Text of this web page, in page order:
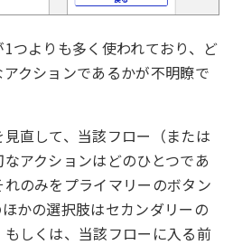
つよりも多く使われており、ど
クションであるかが不明瞭で
直して、当該フロー（または
アクションはどのひとつであ
のみをプライマリーのボタン
かの選択肢はセカンダリーの
しくは、当該フローに入る前